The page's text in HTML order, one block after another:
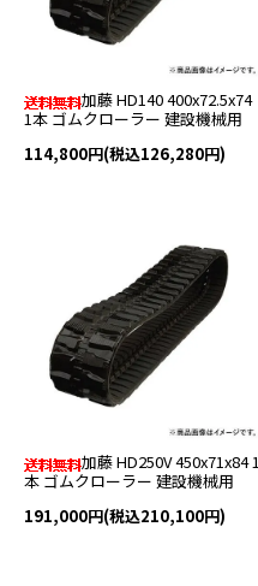
加藤 HD140 400x72.5x74
1本 ゴムクローラー 建設機械用
114,800円(税込126,280円)
加藤 HD250V 450x71x84 1
本 ゴムクローラー 建設機械用
191,000円(税込210,100円)